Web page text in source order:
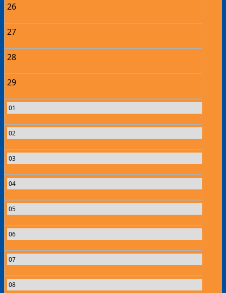
26
27
28
29
01
02
03
04
05
06
07
08